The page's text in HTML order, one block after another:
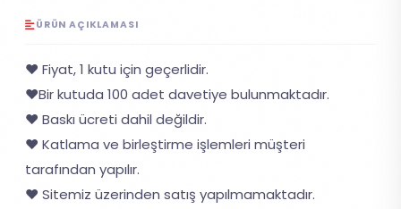
ÜRÜN AÇIKLAMASI
❤️ Fiyat, 1 kutu için geçerlidir.
❤️Bir kutuda 100 adet davetiye bulunmaktadır.
❤️ Baskı ücreti dahil değildir.
❤️ Katlama ve birleştirme işlemleri müşteri
tarafından yapılır.
❤️ Sitemiz üzerinden satış yapılmamaktadır.